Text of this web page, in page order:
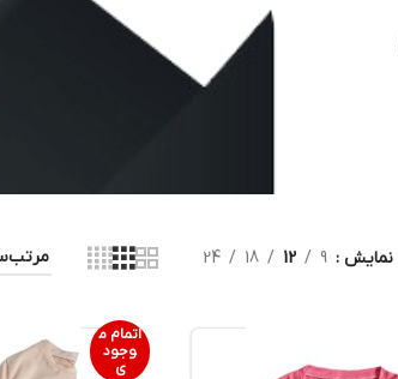
نمایش 9
12
18
24
اتمام م
وجود
ی